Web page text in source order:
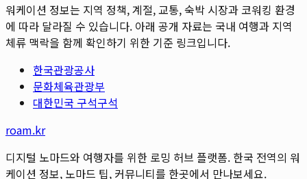
워케이션 정보는 지역 정책, 계절, 교통, 숙박 시장과 코워킹 환경
에 따라 달라질 수 있습니다. 아래 공개 자료는 국내 여행과 지역
체류 맥락을 함께 확인하기 위한 기준 링크입니다.
한국관광공사
문화체육관광부
대한민국 구석구석
roam.kr
디지털 노마드와 여행자를 위한 로밍 허브 플랫폼. 한국 전역의 워
케이션 정보, 노마드 팁, 커뮤니티를 한곳에서 만나보세요.